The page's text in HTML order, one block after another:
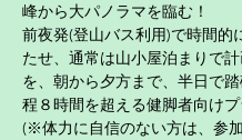
峰から大パノラマを臨む！
前夜発(登山バス利用)で時間的
たせ、通常は山小屋泊まりで
を、朝から夕方まで、半日で
程８時間を超える健脚者向けプ
(※体力に自信のない方は、参